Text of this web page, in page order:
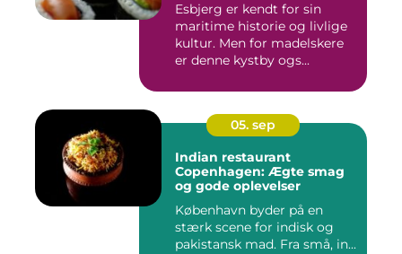
Esbjerg er kendt for sin
maritime historie og livlige
kultur. Men for madelskere
er denne kystby ogs...
05. sep
Indian restaurant
Copenhagen: Ægte smag
og gode oplevelser
København byder på en
stærk scene for indisk og
pakistansk mad. Fra små, in...